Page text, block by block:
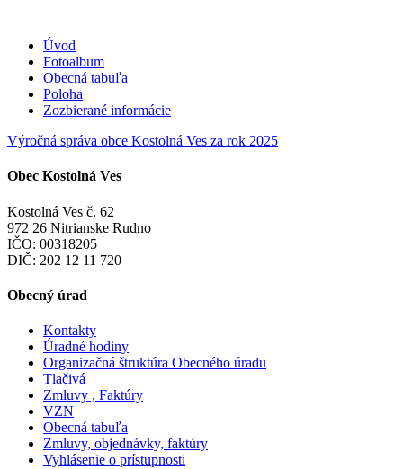
Úvod
Fotoalbum
Obecná tabuľa
Poloha
Zozbierané informácie
Výročná správa obce Kostolná Ves za rok 2025
Obec Kostolná Ves
Kostolná Ves č. 62
972 26 Nitrianske Rudno
IČO: 00318205
DIČ: 202 12 11 720
Obecný úrad
Kontakty
Úradné hodiny
Organizačná štruktúra Obecného úradu
Tlačivá
Zmluvy , Faktúry
VZN
Obecná tabuľa
Zmluvy, objednávky, faktúry
Vyhlásenie o prístupnosti